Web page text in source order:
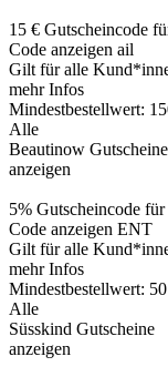
15 € Gutscheincode
Code anzeigen ail
Gilt für alle
mehr Infos
Mindestbestellwert:
Alle
Beautinow Gutscheine
anzeigen
5% Gutscheincode für
Code anzeigen ENT
Gilt für alle
mehr Infos
Mindestbestellwert:
Alle
Süsskind Gutscheine
anzeigen